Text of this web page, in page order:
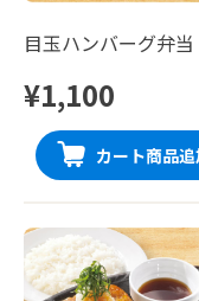
目玉ハンバーグ弁当
¥1,100
カート商品追